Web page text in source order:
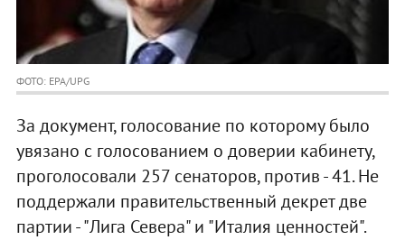
ФОТО: EPA/UPG
За документ, голосование по которому было
увязано с голосованием о доверии кабинету,
проголосовали 257 сенаторов, против - 41. Не
поддержали правительственный декрет две
партии - "Лига Севера" и "Италия ценностей".